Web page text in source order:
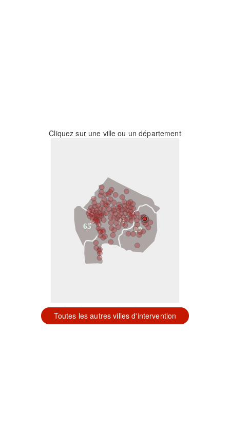
Cliquez sur une ville ou un département
31
09
65
Toutes les autres villes d'intervention